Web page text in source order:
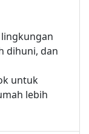
dihuni, dan
untuk
lebih